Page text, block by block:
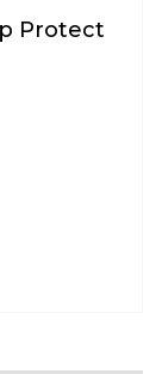
Protect